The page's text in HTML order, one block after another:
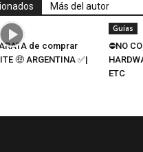
Más del autor
de comprar
🤑 ARGENTINA ✅|
Guías
⛔NO
ETC